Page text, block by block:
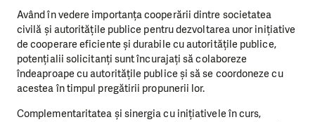
Având în vedere importanța cooperării dintre societatea
civilă și autoritățile publice pentru dezvoltarea unor inițiative
de cooperare eficiente și durabile cu autoritățile publice,
potențialii solicitanți sunt încurajați să colaboreze
îndeaproape cu autoritățile publice și să se coordoneze cu
acestea în timpul pregătirii propunerii lor.
Complementaritatea și sinergia cu inițiativele în curs,